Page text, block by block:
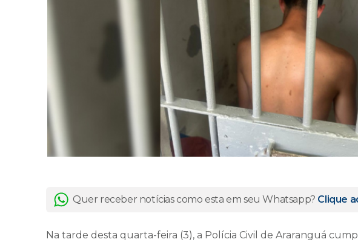
Quer receber notícias como esta em seu Whatsapp? Clique
Na tarde desta quarta-feira (3), a Polícia Civil de Araranguá